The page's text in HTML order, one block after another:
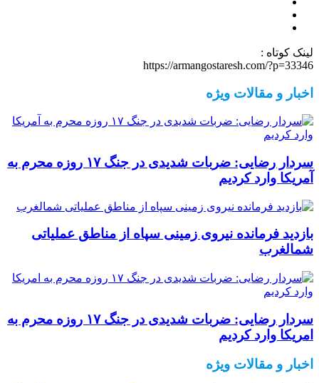
لینک کوتاه :
https://armangostaresh.com/?p=33346
اخبار و مقالات ویژه
سردار رضایی: ضربات شدیدی در جنگ ۱۷ روزه محرم به
آمریکا وارد کردیم
بازدید فرمانده نیروی زمینی سپاه از مناطق عملیاتی
شمالغرب
سردار رضایی: ضربات شدیدی در جنگ ۱۷ روزه محرم به
امریکا وارد کردیم
اخبار و مقالات ویژه